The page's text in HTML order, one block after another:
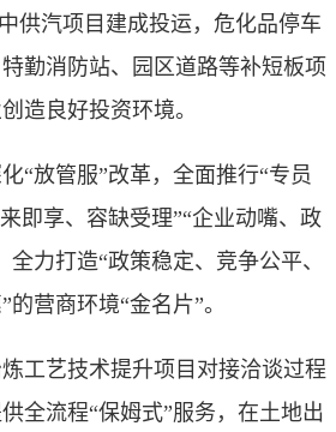
供汽项目建成投运，危化品停车
勤消防站、园区道路等补短板项
造良好投资环境。
“放管服”改革，全面推行“专员
即享、容缺受理”“企业动嘴、政
力打造“政策稳定、竞争公平、
营商环境“金名片”。
工艺技术提升项目对接洽谈过程
全流程“保姆式”服务，在土地出